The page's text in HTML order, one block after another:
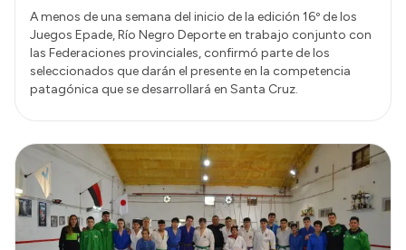
A menos de una semana del inicio de la edición 16º de los
Juegos Epade, Río Negro Deporte en trabajo conjunto con
las Federaciones provinciales, confirmó parte de los
seleccionados que darán el presente en la competencia
patagónica que se desarrollará en Santa Cruz.